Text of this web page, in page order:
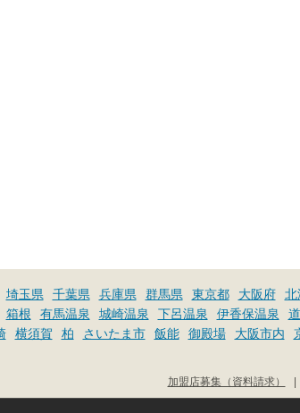
埼玉県 千葉県 兵庫県 群馬県 東京都 大阪府 北
箱根 有馬温泉 城崎温泉 下呂温泉 伊香保温泉
横須賀 柏 さいたま市 飯能 御殿場 大阪市内
|
加盟店募集（資料請求）